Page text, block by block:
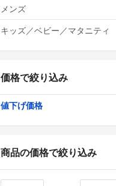
メンズ
キッズ／ベビー／マタニティ
価格で絞り込み
値下げ価格
商品の価格で絞り込み